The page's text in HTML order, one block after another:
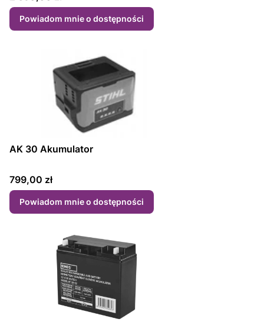
Powiadom mnie o dostępności
AK 30 Akumulator
Cena
799,00 zł
Powiadom mnie o dostępności